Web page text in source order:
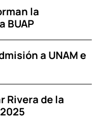
la
BUAP
a UNAM e
Rivera de la